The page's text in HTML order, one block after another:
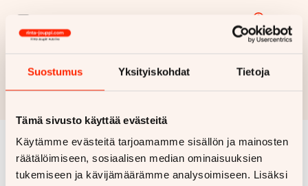
Suostumus Yksityiskohdat Tietoja
Tämä sivusto käyttää evästeitä
Käytämme evästeitä tarjoamamme sisällön ja mainosten
räätälöimiseen, sosiaalisen median ominaisuuksien
tukemiseen ja kävijämäärämme analysoimiseen. Lisäksi
Samankaltaisia ajoneuvoja